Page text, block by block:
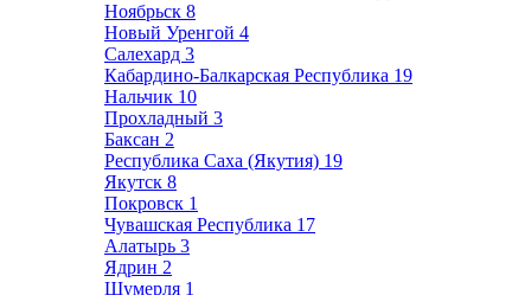
Ноябрьск 8
Новый Уренгой 4
Салехард 3
Кабардино-Балкарская Республика 19
Нальчик 10
Прохладный 3
Баксан 2
Республика Саха (Якутия) 19
Якутск 8
Покровск 1
Чувашская Республика 17
Алатырь 3
Ядрин 2
Шумерля 1